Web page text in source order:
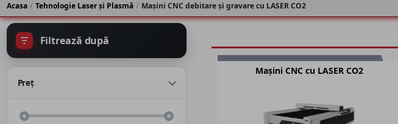
Acasa Tehnologie Laser și Plasmă Mașini CNC debitare și gravare cu LASER CO2
Mașini CNC cu LASER CO2
Filtrează după
Preț